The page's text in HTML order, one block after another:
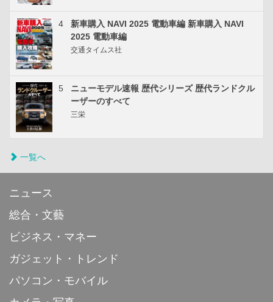
4
新車購入 NAVI 2025 電動車編 新車購入 NAVI
2025 電動車編
交通タイムス社
5
ニューモデル速報 歴代シリーズ 歴代ランドクル
ーザーのすべて
三栄
一覧へ
ニュース
総合・文藝
ビジネス・マネー
ガジェット・トレンド
パソコン・モバイル